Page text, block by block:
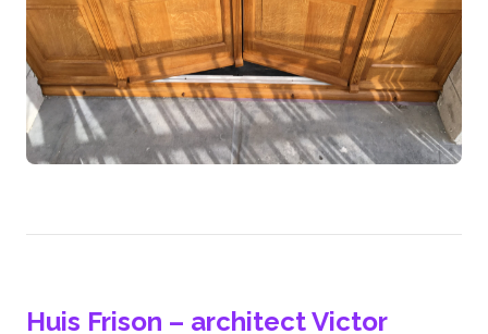
Huis Frison – architect Victor